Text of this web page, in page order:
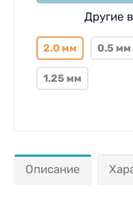
Другие
2.0 мм 0.5 мм
1.25 мм
Описание